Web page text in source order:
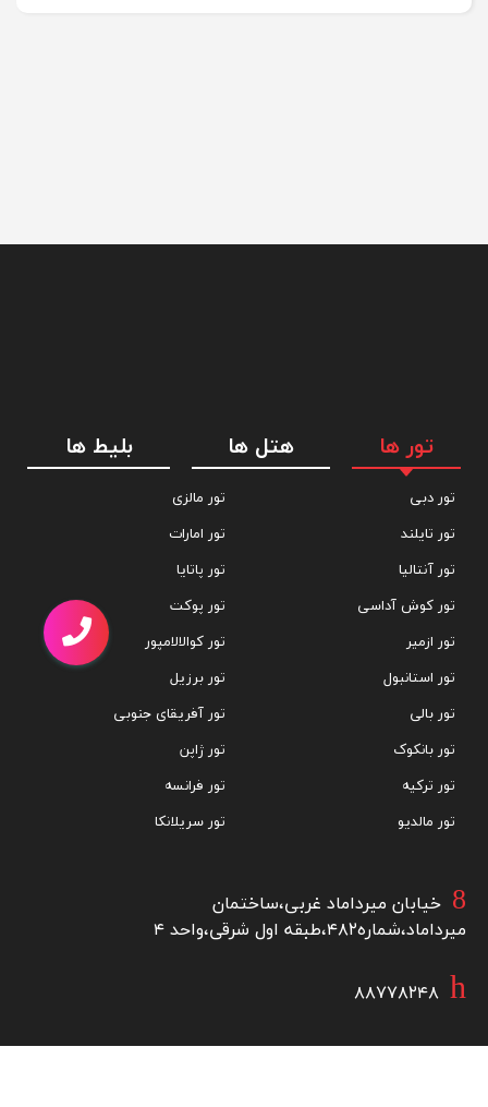
تور ها هتل ها بلیط ها
تور دبی
تور تایلند
تور آنتالیا
تور کوش آداسی
تور ازمیر
تور استانبول
تور بالی
تور بانکوک
تور ترکیه
تور مالدیو
تور مالزی
تور امارات
تور پاتایا
تور پوکت
تور کوالالامپور
تور برزیل
تور آفریقای جنوبی
تور ژاپن
تور فرانسه
تور سریلانکا
خیابان میرداماد غربی،ساختمان
میرداماد،شماره۴۸۲،طبقه اول شرقی،واحد ۴